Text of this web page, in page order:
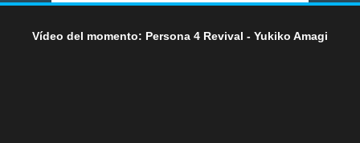
Vídeo del momento: Persona 4 Revival - Yukiko Amagi